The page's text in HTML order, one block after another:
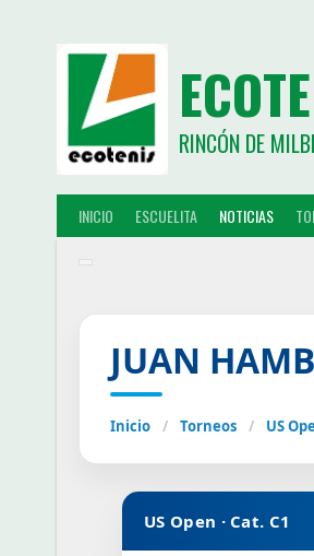
RINCÓN DE
INICIO ESCUELITA NOTICIAS
JUAN
Inicio / Torneos / US
US Open · Cat. C1